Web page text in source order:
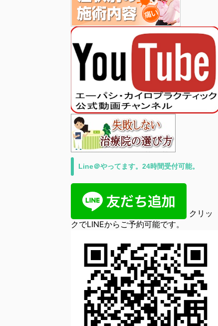
Line＠やってます。24時間受付可能。
クリッ
クでLINEからご予約可能です。